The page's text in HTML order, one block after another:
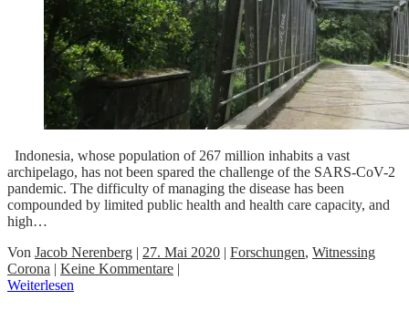
Indonesia, whose population of 267 million inhabits a vast
archipelago, has not been spared the challenge of the SARS-CoV-2
pandemic. The difficulty of managing the disease has been
compounded by limited public health and health care capacity, and
high…
Von Jacob Nerenberg | 27. Mai 2020 | Forschungen, Witnessing
Corona | Keine Kommentare |
Weiterlesen